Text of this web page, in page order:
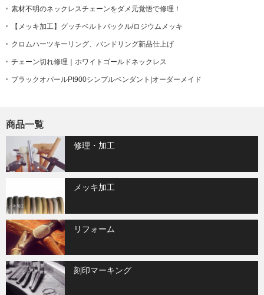
素材不明のネックレスチェーンをダメ元覚悟で修理！
【メッキ加工】グッチベルトバックル/ロジウムメッキ
クロムハーツキーリング、バンドリング新品仕上げ
チェーン切れ修理｜ホワイトゴールドネックレス
ブラックオパールPt900シンプルペンダント|オーダーメイド
商品一覧
修理・加工
メッキ加工
リフォーム
刻印マーキング